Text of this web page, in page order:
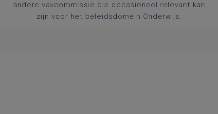
andere vakcommissie die occasioneel relevant kan
zijn voor het beleidsdomein Onderwijs.